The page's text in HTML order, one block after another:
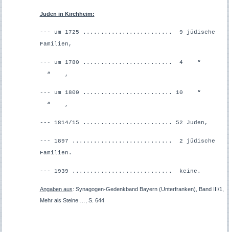
Juden in Kirchheim:
--- um 1725 ......................... 9 jüdische
Familien,
--- um 1780 ......................... 4 “
“ ,
--- um 1800 ......................... 10 “
“ ,
--- 1814/15 ......................... 52 Juden,
--- 1897 ............................ 2 jüdische
Familien.
--- 1939 ............................ keine.
Angaben aus: Synagogen-Gedenkband Bayern (Unterfranken), Band III/1,
Mehr als Steine …, S. 644